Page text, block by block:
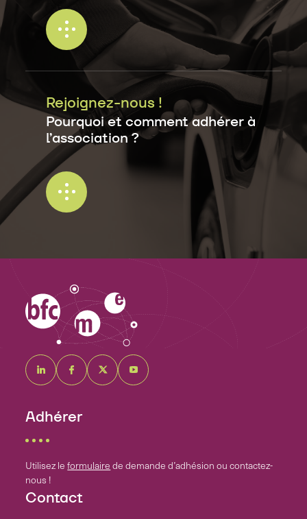
Rejoignez-nous !
Pourquoi et comment adhérer à
l’association ?
Adhérer
Utilisez leformulaire de demande d’adhésion ou contactez-
nous !
Contact